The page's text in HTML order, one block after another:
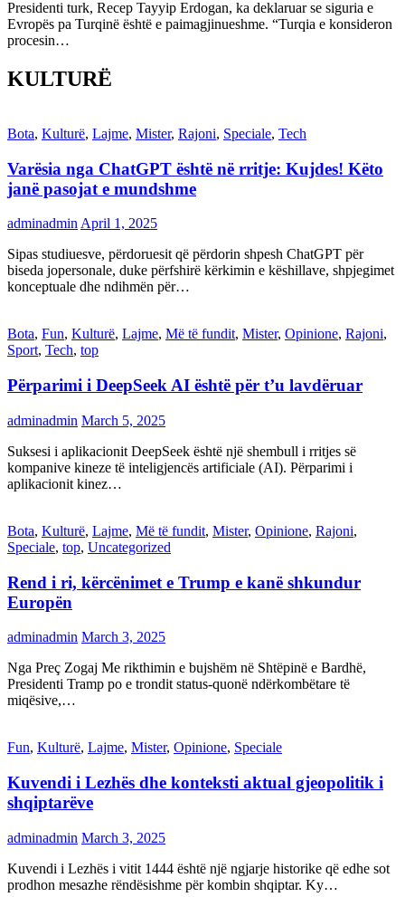
Presidenti turk, Recep Tayyip Erdogan, ka deklaruar se siguria e
Evropës pa Turqinë është e paimagjinueshme. “Turqia e konsideron
procesin…
KULTURË
Bota, Kulturë, Lajme, Mister, Rajoni, Speciale, Tech
Varësia nga ChatGPT është në rritje: Kujdes! Këto
janë pasojat e mundshme
adminadmin April 1, 2025
Sipas studiuesve, përdoruesit që përdorin shpesh ChatGPT për
biseda jopersonale, duke përfshirë kërkimin e këshillave, shpjegimet
konceptuale dhe ndihmën për…
Bota, Fun, Kulturë, Lajme, Më të fundit, Mister, Opinione, Rajoni,
Sport, Tech, top
Përparimi i DeepSeek AI është për t’u lavdëruar
adminadmin March 5, 2025
Suksesi i aplikacionit DeepSeek është një shembull i rritjes së
kompanive kineze të inteligjencës artificiale (AI). Përparimi i
aplikacionit kinez…
Bota, Kulturë, Lajme, Më të fundit, Mister, Opinione, Rajoni,
Speciale, top, Uncategorized
Rend i ri, kërcënimet e Trump e kanë shkundur
Europën
adminadmin March 3, 2025
Nga Preç Zogaj Me rikthimin e bujshëm në Shtëpinë e Bardhë,
Presidenti Tramp po e trondit status-quonë ndërkombëtare të
miqësive,…
Fun, Kulturë, Lajme, Mister, Opinione, Speciale
Kuvendi i Lezhës dhe konteksti aktual gjeopolitik i
shqiptarëve
adminadmin March 3, 2025
Kuvendi i Lezhës i vitit 1444 është një ngjarje historike që edhe sot
prodhon mesazhe rëndësishme për kombin shqiptar. Ky…